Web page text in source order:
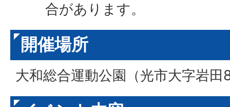
合があります。
開催場所
大和総合運動公園（光市大字岩